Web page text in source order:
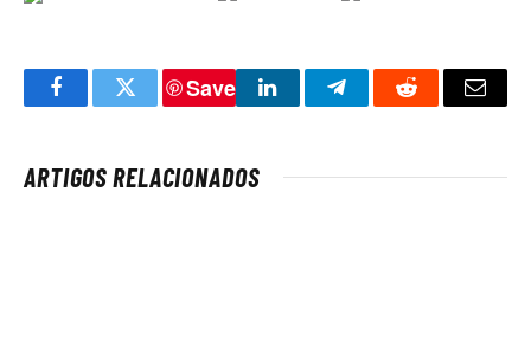
FacebookTwitter
Save
LinkedInTelegramReddit Email
ARTIGOS RELACIONADOS